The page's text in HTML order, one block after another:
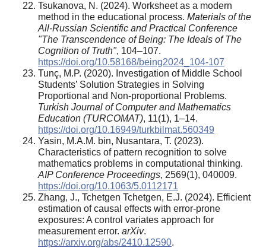
Tsukanova, N. (2024). Worksheet as a modern
method in the educational process. Materials of the
All-Russian Scientific and Practical Conference
"The Transcendence of Being: The Ideals of The
Cognition of Truth", 104–107.
https://doi.org/10.58168/being2024_104-107
Tunç, M.P. (2020). Investigation of Middle School
Students’ Solution Strategies in Solving
Proportional and Non-proportional Problems.
Turkish Journal of Computer and Mathematics
Education (TURCOMAT), 11(1), 1–14.
https://doi.org/10.16949/turkbilmat.560349
Yasin, M.A.M. bin, Nusantara, T. (2023).
Characteristics of pattern recognition to solve
mathematics problems in computational thinking.
AIP Conference Proceedings, 2569(1), 040009.
https://doi.org/10.1063/5.0112171
Zhang, J., Tchetgen Tchetgen, E.J. (2024). Efficient
estimation of causal effects with error-prone
exposures: A control variates approach for
measurement error. arXiv.
https://arxiv.org/abs/2410.12590.